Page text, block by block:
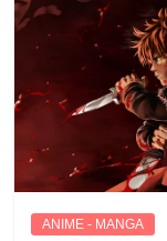
ANIME - MANGA